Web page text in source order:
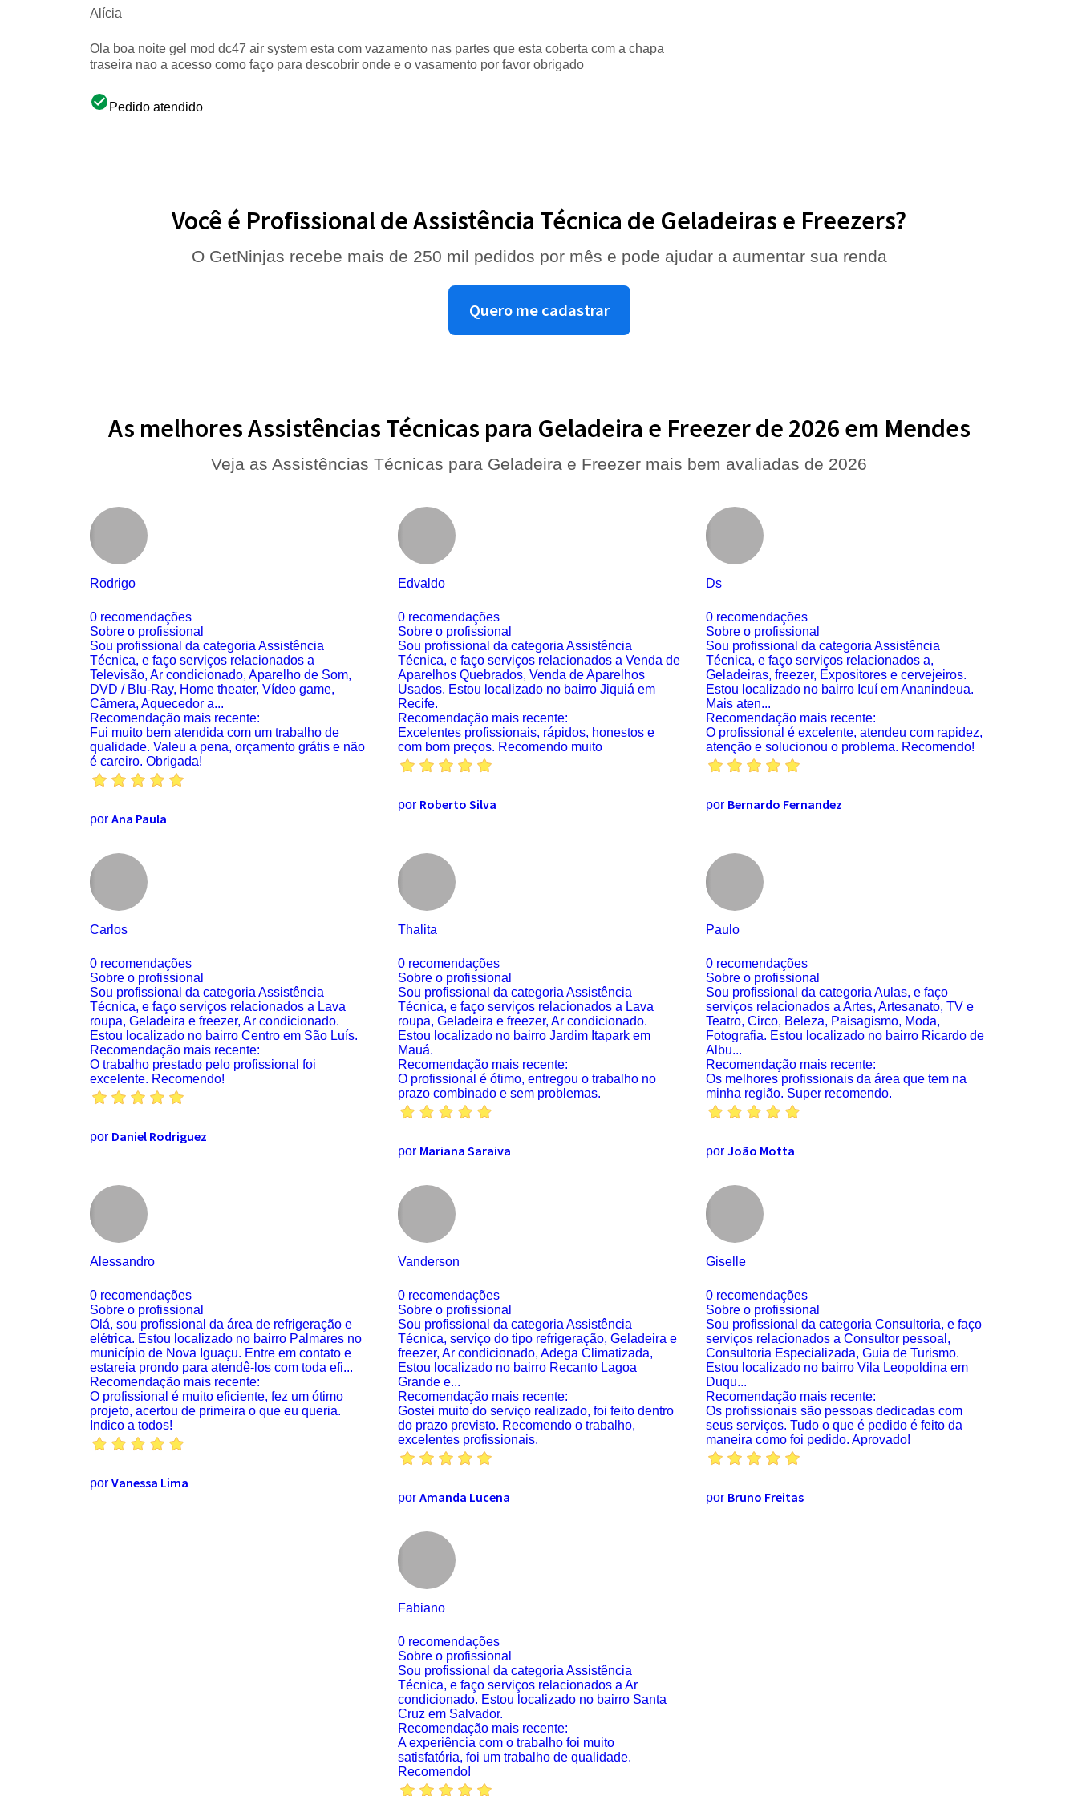
Alícia
Ola boa noite gel mod dc47 air system esta com vazamento nas partes que esta coberta com a chapa
traseira nao a acesso como faço para descobrir onde e o vasamento por favor obrigado
Pedido atendido
Você é Profissional de Assistência Técnica de Geladeiras e Freezers?
O GetNinjas recebe mais de 250 mil pedidos por mês e pode ajudar a aumentar sua renda
Quero me cadastrar
As melhores Assistências Técnicas para Geladeira e Freezer de 2026 em Mendes
Veja as Assistências Técnicas para Geladeira e Freezer mais bem avaliadas de 2026
Rodrigo
0 recomendações
Sobre o profissional
Sou profissional da categoria Assistência
Técnica, e faço serviços relacionados a
Televisão, Ar condicionado, Aparelho de Som,
DVD / Blu-Ray, Home theater, Vídeo game,
Câmera, Aquecedor a...
Recomendação mais recente:
Fui muito bem atendida com um trabalho de
qualidade. Valeu a pena, orçamento grátis e não
é careiro. Obrigada!
por Ana Paula
Edvaldo
0 recomendações
Sobre o profissional
Sou profissional da categoria Assistência
Técnica, e faço serviços relacionados a Venda de
Aparelhos Quebrados, Venda de Aparelhos
Usados. Estou localizado no bairro Jiquiá em
Recife.
Recomendação mais recente:
Excelentes profissionais, rápidos, honestos e
com bom preços. Recomendo muito
por Roberto Silva
Ds
0 recomendações
Sobre o profissional
Sou profissional da categoria Assistência
Técnica, e faço serviços relacionados a,
Geladeiras, freezer, Expositores e cervejeiros.
Estou localizado no bairro Icuí em Ananindeua.
Mais aten...
Recomendação mais recente:
O profissional é excelente, atendeu com rapidez,
atenção e solucionou o problema. Recomendo!
por Bernardo Fernandez
Carlos
0 recomendações
Sobre o profissional
Sou profissional da categoria Assistência
Técnica, e faço serviços relacionados a Lava
roupa, Geladeira e freezer, Ar condicionado.
Estou localizado no bairro Centro em São Luís.
Recomendação mais recente:
O trabalho prestado pelo profissional foi
excelente. Recomendo!
por Daniel Rodriguez
Thalita
0 recomendações
Sobre o profissional
Sou profissional da categoria Assistência
Técnica, e faço serviços relacionados a Lava
roupa, Geladeira e freezer, Ar condicionado.
Estou localizado no bairro Jardim Itapark em
Mauá.
Recomendação mais recente:
O profissional é ótimo, entregou o trabalho no
prazo combinado e sem problemas.
por Mariana Saraiva
Paulo
0 recomendações
Sobre o profissional
Sou profissional da categoria Aulas, e faço
serviços relacionados a Artes, Artesanato, TV e
Teatro, Circo, Beleza, Paisagismo, Moda,
Fotografia. Estou localizado no bairro Ricardo de
Albu...
Recomendação mais recente:
Os melhores profissionais da área que tem na
minha região. Super recomendo.
por João Motta
Alessandro
0 recomendações
Sobre o profissional
Olá, sou profissional da área de refrigeração e
elétrica. Estou localizado no bairro Palmares no
município de Nova Iguaçu. Entre em contato e
estareia prondo para atendê-los com toda efi...
Recomendação mais recente:
O profissional é muito eficiente, fez um ótimo
projeto, acertou de primeira o que eu queria.
Indico a todos!
por Vanessa Lima
Vanderson
0 recomendações
Sobre o profissional
Sou profissional da categoria Assistência
Técnica, serviço do tipo refrigeração, Geladeira e
freezer, Ar condicionado, Adega Climatizada,
Estou localizado no bairro Recanto Lagoa
Grande e...
Recomendação mais recente:
Gostei muito do serviço realizado, foi feito dentro
do prazo previsto. Recomendo o trabalho,
excelentes profissionais.
por Amanda Lucena
Giselle
0 recomendações
Sobre o profissional
Sou profissional da categoria Consultoria, e faço
serviços relacionados a Consultor pessoal,
Consultoria Especializada, Guia de Turismo.
Estou localizado no bairro Vila Leopoldina em
Duqu...
Recomendação mais recente:
Os profissionais são pessoas dedicadas com
seus serviços. Tudo o que é pedido é feito da
maneira como foi pedido. Aprovado!
por Bruno Freitas
Fabiano
0 recomendações
Sobre o profissional
Sou profissional da categoria Assistência
Técnica, e faço serviços relacionados a Ar
condicionado. Estou localizado no bairro Santa
Cruz em Salvador.
Recomendação mais recente:
A experiência com o trabalho foi muito
satisfatória, foi um trabalho de qualidade.
Recomendo!